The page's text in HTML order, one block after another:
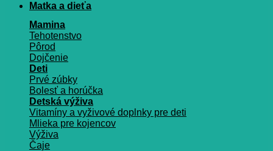
Matka a dieťa
Mamina
Tehotenstvo
Pôrod
Dojčenie
Deti
Prvé zúbky
Bolesť a horúčka
Detská výživa
Vitamíny a vyživové doplnky pre deti
Mlieka pre kojencov
Výživa
Čaje